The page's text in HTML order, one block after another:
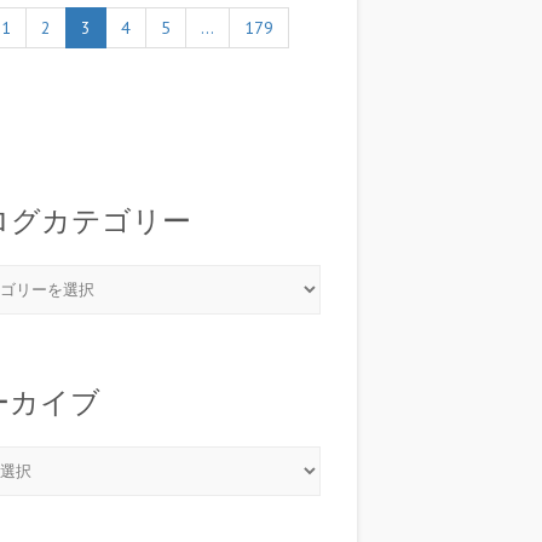
1 2 3 4 5 …
179
グカテゴリー
カイブ